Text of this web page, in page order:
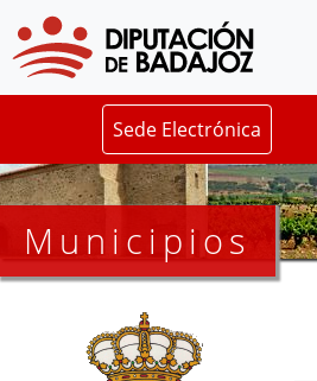
Sede Electrónica
Municipios